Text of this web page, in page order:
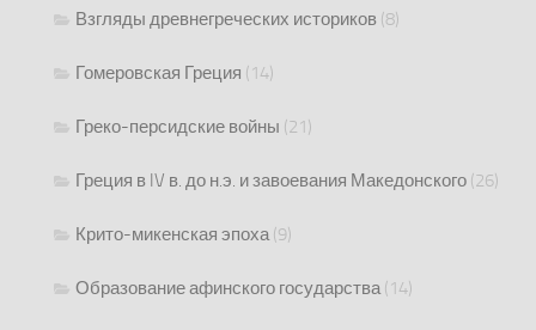
Взгляды древнегреческих историков (8)
Гомеровская Греция (14)
Греко-персидские войны (21)
Греция в IV в. до н.э. и завоевания Македонского (26)
Крито-микенская эпоха(9)
Образование афинского государства(14)